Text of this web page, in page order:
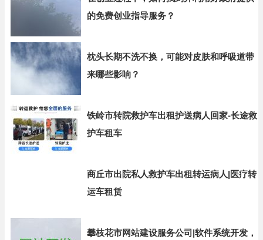
的免费创业指导服务？
枕头长期不洗不换，可能对皮肤和呼吸道带
来哪些影响？
铁岭市转院救护车出租护送病人回家-长途救
护车租车
商丘市出院私人救护车出租转运病人|医疗转
运车租赁
攀枝花市网站建设服务公司|软件系统开发，